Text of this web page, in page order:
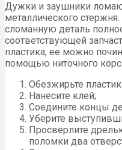
Дужки и заушники
металлического
сломанную деталь
соответствующей
пластика, ее можно
помощью ниточного
Обезжирьте
Нанесите клей;
Соедините концы
Уберите
Просверлите
поломки два